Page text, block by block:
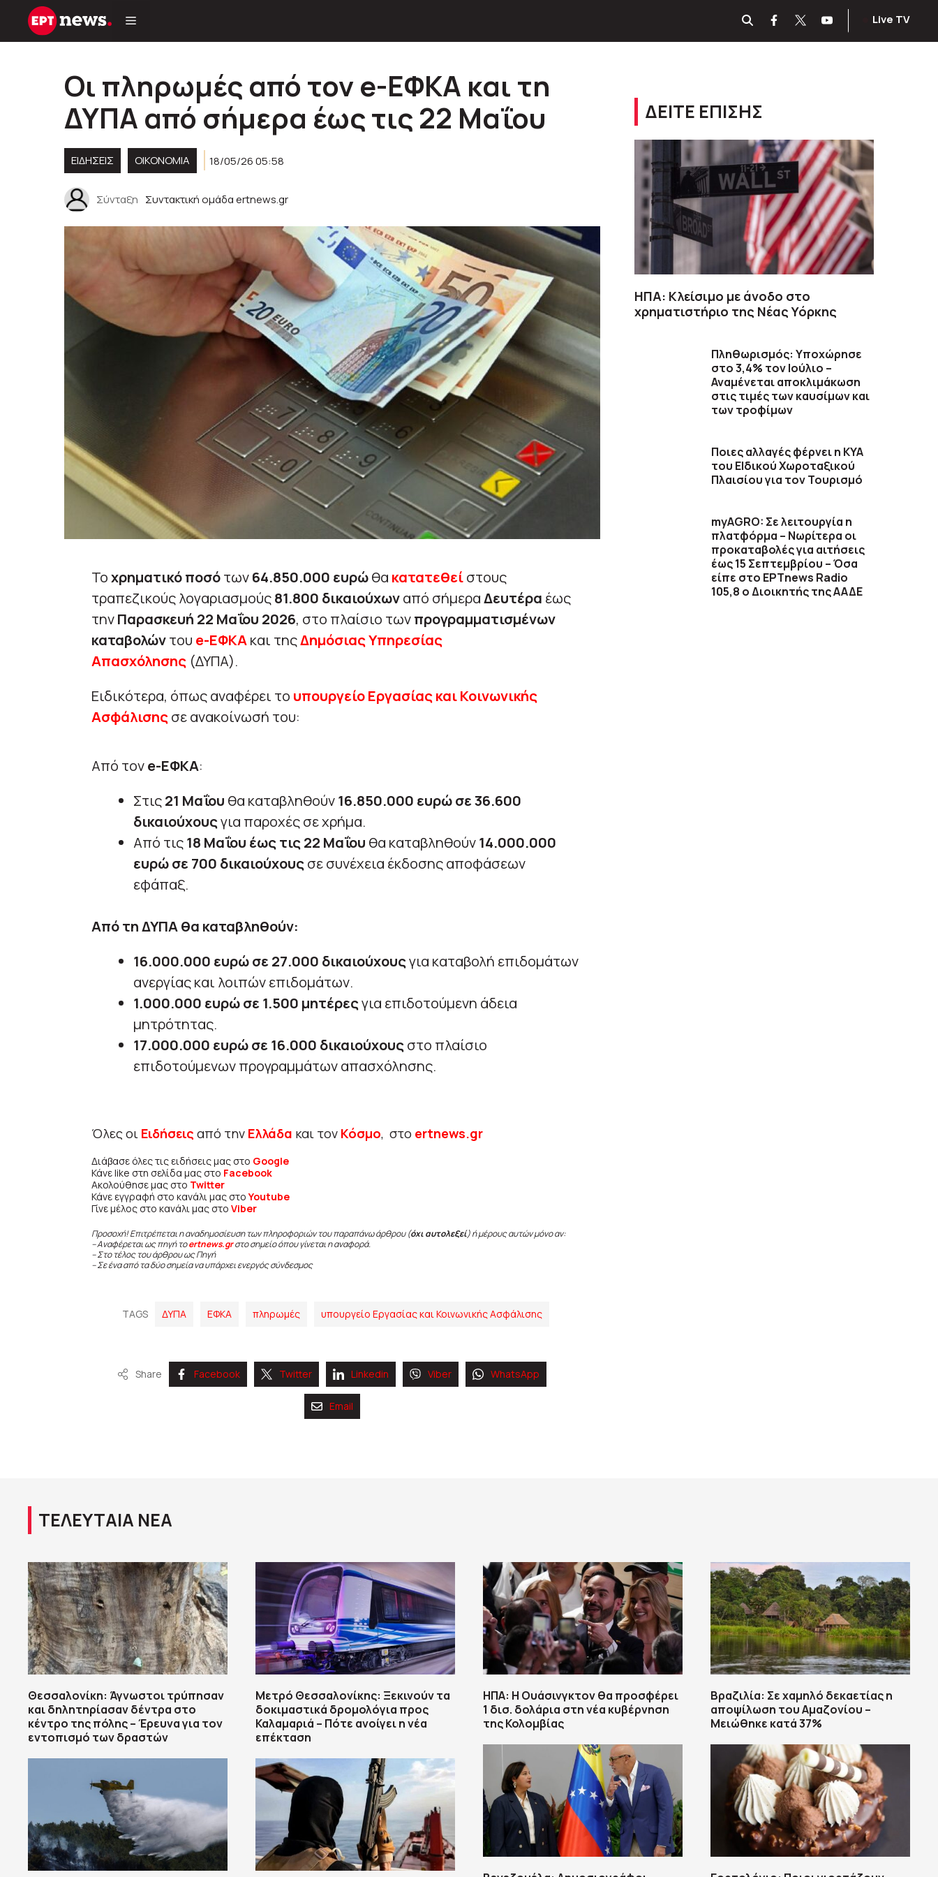
Μετάβαση
Live TV
Οι πληρωμές από τον e-ΕΦΚΑ και τη
ΔΥΠΑ από σήμερα έως τις 22 Μαΐου
ΕΙΔΗΣΕΙΣ ΟΙΚΟΝΟΜΙΑ 18/05/26 05:58
Σύνταξη Συντακτική ομάδα ertnews.gr
Τοχρηματικό ποσότων64.850.000 ευρώθα κατατεθείστους
τραπεζικούς λογαριασμούς81.800 δικαιούχωναπό σήμεραΔευτέρα έως
τηνΠαρασκευή 22 Μαΐου 2026, στο πλαίσιο τωνπρογραμματισμένων
καταβολώντου e-ΕΦΚΑκαι τηςΔημόσιας Υπηρεσίας
Απασχόλησης(ΔΥΠΑ).
Ειδικότερα, όπως αναφέρει το υπουργείο Εργασίας και Κοινωνικής
Ασφάλισης σε ανακοίνωσή του:
Από τονe-ΕΦΚΑ:
Στις21 Μαΐου θα καταβληθούν16.850.000 ευρώ σε 36.600
δικαιούχουςγια παροχές σε χρήμα.
Από τις18 Μαΐου έως τις 22 Μαΐου θα καταβληθούν14.000.000
ευρώ σε 700 δικαιούχουςσε συνέχεια έκδοσης αποφάσεων
εφάπαξ.
Από τη ΔΥΠΑ θα καταβληθούν:
16.000.000 ευρώ σε 27.000 δικαιούχουςγια καταβολή επιδομάτων
ανεργίας και λοιπών επιδομάτων.
1.000.000 ευρώ σε 1.500 μητέρεςγια επιδοτούμενη άδεια
μητρότητας.
17.000.000 ευρώ σε 16.000 δικαιούχουςστο πλαίσιο
επιδοτούμενων προγραμμάτων απασχόλησης.
Όλες οι Ειδήσεις από την Ελλάδα και τον Κόσμο, στο ertnews.gr
Διάβασε όλες τις ειδήσεις μας στο Google
Κάνε like στη σελίδα μας στο Facebook
Ακολούθησε μας στο Twitter
Κάνε εγγραφή στο κανάλι μας στοYoutube
Γίνε μέλος στο κανάλι μας στο Viber
Προσοχή! Επιτρέπεται η αναδημοσίευση των πληροφοριών του παραπάνω άρθρου (όχι αυτολεξεί) ή μέρους αυτών μόνο αν:
– Αναφέρεται ως πηγή τοertnews.gr στο σημείο όπου γίνεται η αναφορά.
– Στο τέλος του άρθρου ως Πηγή
– Σε ένα από τα δύο σημεία να υπάρχει ενεργός σύνδεσμος
TAGS ΔΥΠΑ ΕΦΚΑ πληρωμές υπουργείο Εργασίας και Κοινωνικής Ασφάλισης
Share Facebook Twitter Linkedin Viber WhatsApp
Email
ΔΕΙΤΕ ΕΠΙΣΗΣ
ΗΠΑ: Κλείσιμο με άνοδο στο
χρηματιστήριο της Νέας Υόρκης
Πληθωρισμός: Υποχώρησε
στο 3,4% τον Ιούλιο –
Αναμένεται αποκλιμάκωση
στις τιμές των καυσίμων και
των τροφίμων
Ποιες αλλαγές φέρνει η ΚΥΑ
του ΕΙδικού Χωροταξικού
Πλαισίου για τον Τουρισμό
myAGRO: Σε λειτουργία η
πλατφόρμα – Νωρίτερα οι
προκαταβολές για αιτήσεις
έως 15 Σεπτεμβρίου – Όσα
είπε στο ΕΡΤnews Radio
105,8 ο Διοικητής της ΑΑΔΕ
ΤΕΛΕΥΤΑΙΑ ΝΕΑ
Θεσσαλονίκη: Άγνωστοι τρύπησαν
και δηλητηρίασαν δέντρα στο
κέντρο της πόλης – Έρευνα για τον
εντοπισμό των δραστών
Μετρό Θεσσαλονίκης: Ξεκινούν τα
δοκιμαστικά δρομολόγια προς
Καλαμαριά – Πότε ανοίγει η νέα
επέκταση
ΗΠΑ: H Ουάσινγκτον θα προσφέρει
1 δισ. δολάρια στη νέα κυβέρνηση
της Κολομβίας
Βραζιλία: Σε χαμηλό δεκαετίας η
αποψίλωση του Αμαζονίου –
Μειώθηκε κατά 37%